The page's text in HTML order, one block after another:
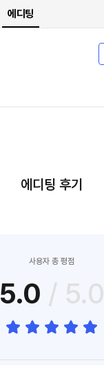
에디팅
에디팅 후기
사용자 총 평점
5.0 / 5.0